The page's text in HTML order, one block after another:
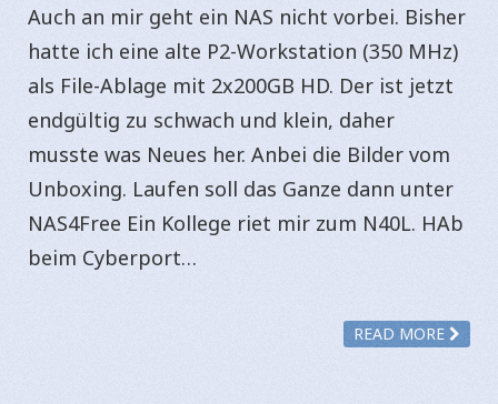
Auch an mir geht ein NAS nicht vorbei. Bisher
hatte ich eine alte P2-Workstation (350 MHz)
als File-Ablage mit 2x200GB HD. Der ist jetzt
endgültig zu schwach und klein, daher
musste was Neues her. Anbei die Bilder vom
Unboxing. Laufen soll das Ganze dann unter
NAS4Free Ein Kollege riet mir zum N40L. HAb
beim Cyberport…
READ MORE